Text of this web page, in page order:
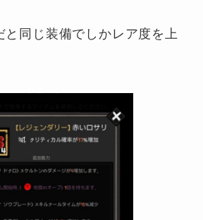
と同じ装備でしかレア度を上